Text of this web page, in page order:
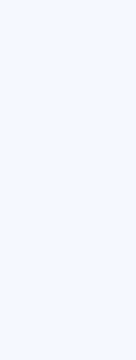
млрд рублей с